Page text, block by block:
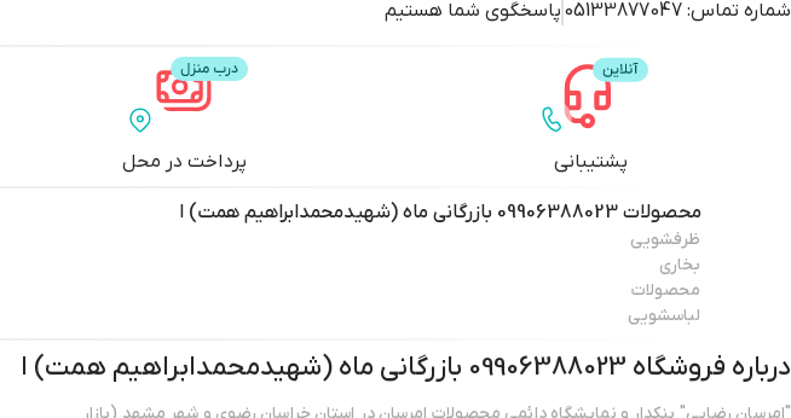
شماره تماس: 05133877047 پاسخگوی شما هستیم
پشتیبانی پرداخت در محل
محصولات09906388023 بازرگانی ماه (شهیدمحمدابراهیم همت) ا
ظرفشویی
بخاری
محصولات
لباسشویی
درباره فروشگاه 09906388023 بازرگانی ماه (شهیدمحمدابراهیم همت) ا